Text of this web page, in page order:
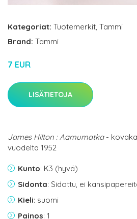
Kategoriat: Tuotemerkit, Tammi
Brand: Tammi
7 EUR
LISÄTIETOJA
James Hilton : Aamumatka-
vuodelta 1952
Kunto: K3 (hyvä)
Sidonta: Sidottu, ei
Kieli: suomi
Painos: 1